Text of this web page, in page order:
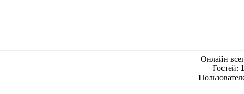
Онлайн
Гостей: 1